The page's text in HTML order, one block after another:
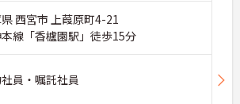
西宮市 上葭原町4-21
線「香櫨園駅」徒歩15分
員・嘱託社員